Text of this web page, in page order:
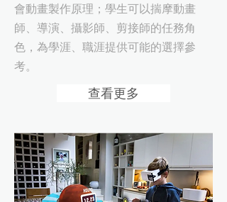
會動畫製作原理；學生可以揣摩動畫
師、導演、攝影師、剪接師的任務角
色，為學涯、職涯提供可能的選擇參
考。
查看更多